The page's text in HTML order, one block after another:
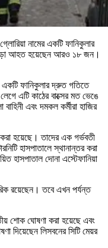
নামের একটি ফানিকুলার
আহত হয়েছেন আরও ১৮ জন।
একটি ফানিকুলার দ্রুত গতিতে
এটি কাঠের বাক্সের মত ভেঙে
এবং দমকল কর্মীরা হাজির
হয়েছে। তাদের এক গর্ভবতী
হাসপাতালে স্থানান্তর করা
হাসপাতাল দোনা এস্টেফানিয়া
রয়েছেন। তবে এখন পর্যন্ত
শোক ঘোষণা করা হয়েছে এবং
দিয়েছেন লিসবনের সিটি মেয়র